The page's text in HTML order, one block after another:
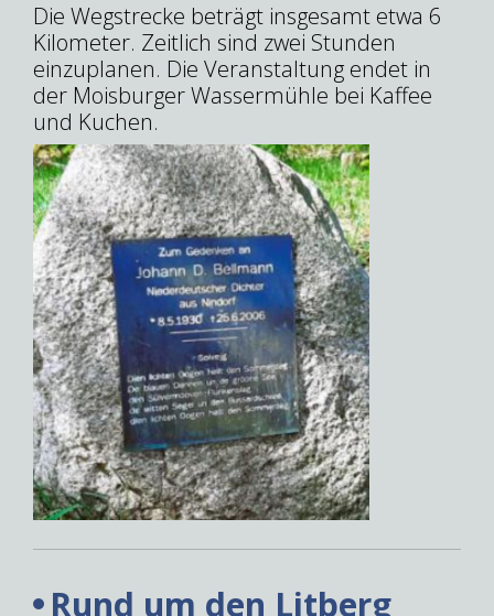
Die Wegstrecke beträgt insgesamt etwa 6
Kilometer. Zeitlich sind zwei Stunden
einzuplanen. Die Veranstaltung endet in
der Moisburger Wassermühle bei Kaffee
und Kuchen.
Rund um den Litberg